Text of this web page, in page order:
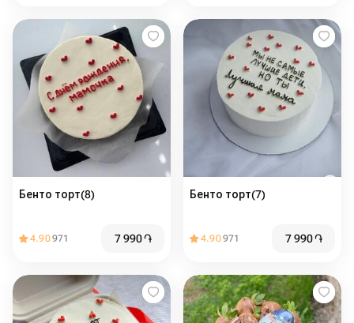
Бенто торт(8)
4.90971 7 990֏
Бенто торт(7)
4.90971 7 990֏